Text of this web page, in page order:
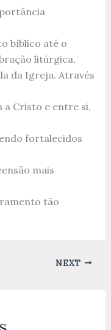
bíblico até o
litúrgica,
da Igreja. Através
a Cristo e entre si,
fortalecidos
mais
tão
NEXT